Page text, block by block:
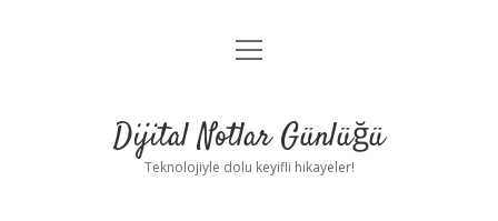
Anasayfa
Yasal Uyarı
menüyü
Dijital Notlar Günlüğü
Teknolojiyle dolu keyifli hikayeler!